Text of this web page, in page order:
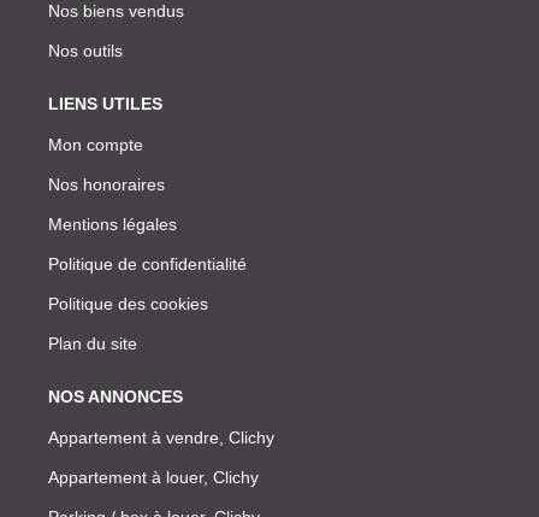
Nos biens vendus
Nos outils
LIENS UTILES
Mon compte
Nos honoraires
Mentions légales
Politique de confidentialité
Politique des cookies
Plan du site
NOS ANNONCES
Appartement à vendre, Clichy
Appartement à louer, Clichy